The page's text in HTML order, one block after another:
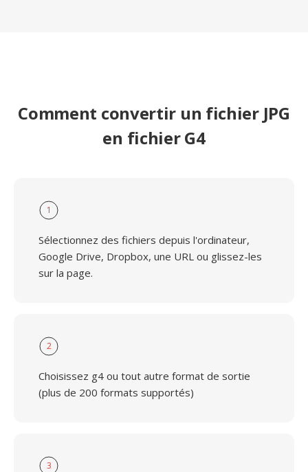
Comment convertir un fichier JPG
en fichier G4
1
Sélectionnez des fichiers depuis l'ordinateur,
Google Drive, Dropbox, une URL ou glissez-les
sur la page.
2
Choisissez g4 ou tout autre format de sortie
(plus de 200 formats supportés)
3